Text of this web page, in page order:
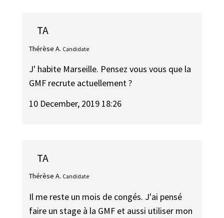
TA
Thérèse A. Candidate
J' habite Marseille. Pensez vous vous que la
GMF recrute actuellement ?
10 December, 2019 18:26
TA
Thérèse A. Candidate
Il me reste un mois de congés. J'ai pensé
faire un stage à la GMF et aussi utiliser mon